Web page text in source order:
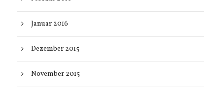
Januar 2016
Dezember 2015
November 2015